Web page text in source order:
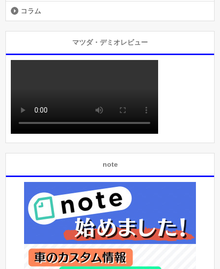
コラム
マツダ・デミオレビュー
note